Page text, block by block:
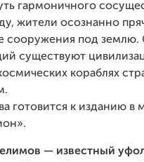
гармоничного
жители осознанно
сооружения под землю.
существуют
кораблях
готовится к изданию в
— известный